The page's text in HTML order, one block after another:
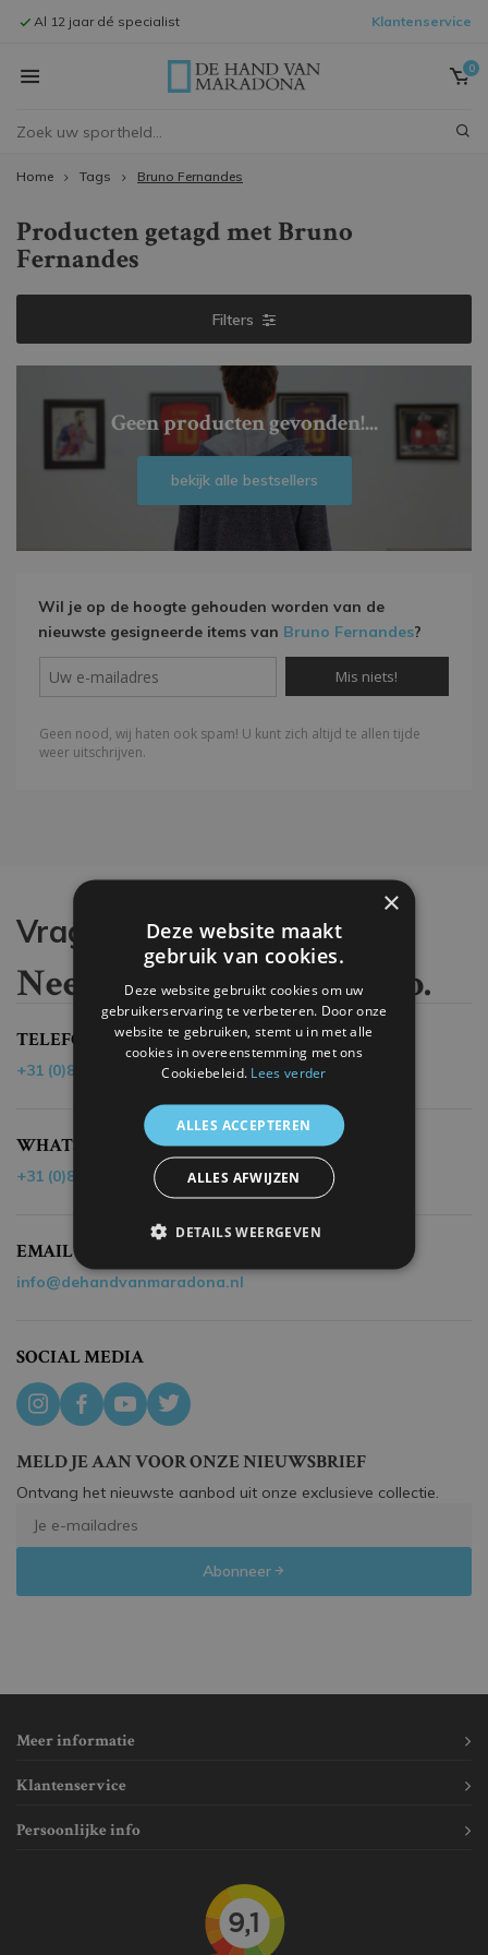
Al 12 jaar dé specialist Klantenservice
0
Home Tags Bruno Fernandes
Producten getagd met Bruno
Fernandes
Filters
Geen producten gevonden!...
bekijk alle bestsellers
Wil je op de hoogte gehouden worden van de
nieuwste gesigneerde items van Bruno Fernandes?
Vragen?
Neem contact met ons op.
TELEFOON
+31 (0)85 - 40 19 218
WHATSAPP
+31 (0)85 - 40 19 218
EMAIL
info@dehandvanmaradona.nl
SOCIAL MEDIA
MELD JE AAN VOOR ONZE NIEUWSBRIEF
Ontvang het nieuwste aanbod uit onze exclusieve collectie.
Abonneer
Meer informatie
Klantenservice
Persoonlijke info
×
Deze website maakt
gebruik van cookies.
Deze website gebruikt cookies om uw
gebruikerservaring te verbeteren. Door onze
website te gebruiken, stemt u in met alle
cookies in overeenstemming met ons
Cookiebeleid. Lees verder
ALLES ACCEPTEREN
ALLES AFWIJZEN
DETAILS WEERGEVEN